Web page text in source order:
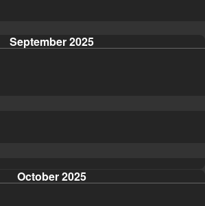
September 2025
October 2025